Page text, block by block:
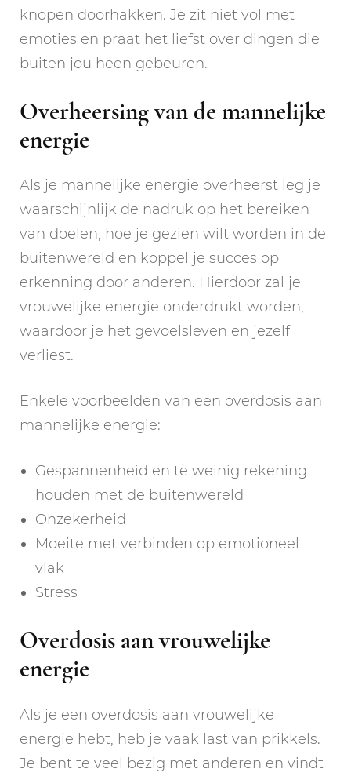
knopen doorhakken. Je zit niet vol met
emoties en praat het liefst over dingen die
buiten jou heen gebeuren.
Overheersing van de mannelijke
energie
Als je mannelijke energie overheerst leg je
waarschijnlijk de nadruk op het bereiken
van doelen, hoe je gezien wilt worden in de
buitenwereld en koppel je succes op
erkenning door anderen. Hierdoor zal je
vrouwelijke energie onderdrukt worden,
waardoor je het gevoelsleven en jezelf
verliest.
Enkele voorbeelden van een overdosis aan
mannelijke energie:
Gespannenheid en te weinig rekening
houden met de buitenwereld
Onzekerheid
Moeite met verbinden op emotioneel
vlak
Stress
Overdosis aan vrouwelijke
energie
Als je een overdosis aan vrouwelijke
energie hebt, heb je vaak last van prikkels.
Je bent te veel bezig met anderen en vindt